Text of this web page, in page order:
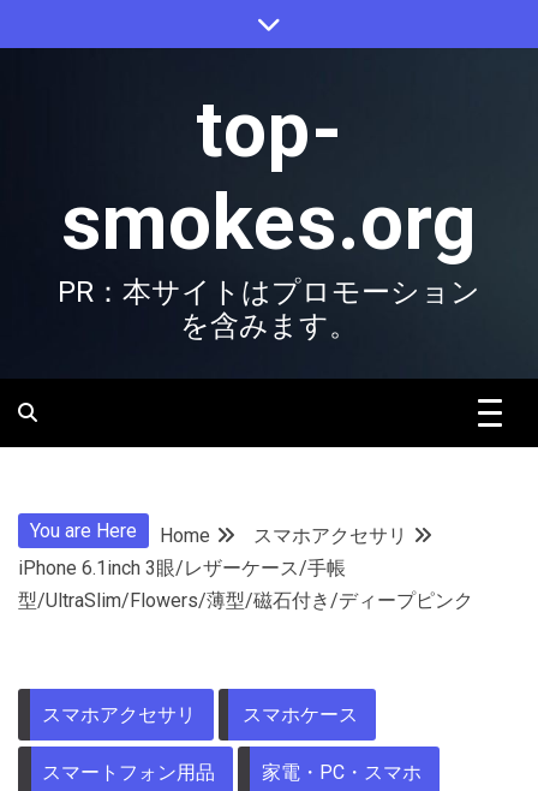
to
top-
smokes.org
PR：本サイトはプロモーション
を含みます。
You are Here Home
スマホアクセサリ
iPhone 6.1inch 3眼/レザーケース/手帳
型/UltraSlim/Flowers/薄型/磁石付き/ディープピンク
スマホアクセサリ スマホケース
スマートフォン用品 家電・PC・スマホ